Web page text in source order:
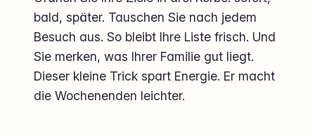
bald, später. Tauschen Sie nach jedem
Besuch aus. So bleibt Ihre Liste frisch. Und
Sie merken, was Ihrer Familie gut liegt.
Dieser kleine Trick spart Energie. Er macht
die Wochenenden leichter.